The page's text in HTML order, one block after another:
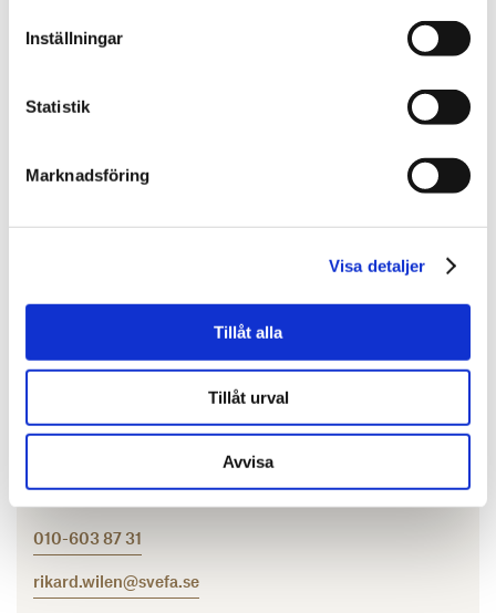
Inställningar
Statistik
Marknadsföring
Visa detaljer
Tillåt alla
Tillåt urval
Avvisa
Stockholm
Affärsutvecklingschef
010-603 87 31
rikard.wilen@svefa.se